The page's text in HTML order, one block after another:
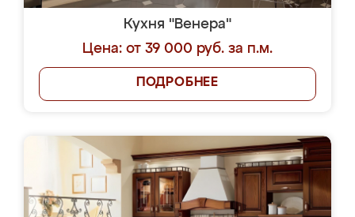
Кухня "Венера"
Цена: от 39 000 руб. за п.м.
ПОДРОБНЕЕ